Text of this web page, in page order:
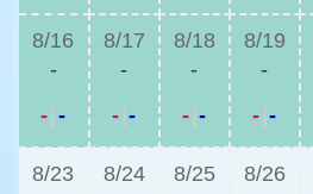
8/16
-
-|-
8/17
-
-|-
8/18
-
-|-
8/19
-
-|-
8/23
8/24
8/25
8/26